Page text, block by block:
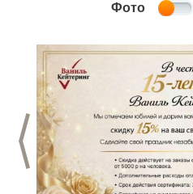
Фото
Предыдущий слайд